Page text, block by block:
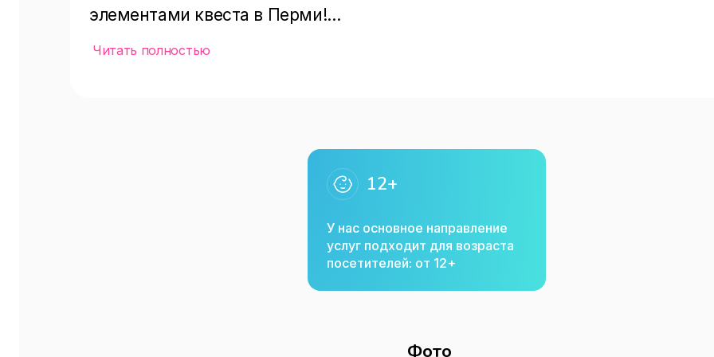
элементами квеста в Перми!
Разнообразные сценарии игры, антуражные декорации, необычные загадки
жанре квестов усилят вкус победы. Уютные беседки на берегу живописного
залива обеспечат отличное завершение праздника. Ты заслужил выходной,
Читать полностью
12+
У нас основное направление
услуг подходит для возраста
посетителей: от 12+
Фото